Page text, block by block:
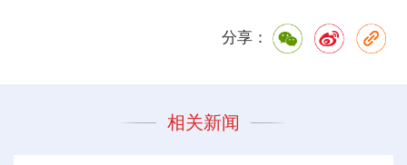
分享：
相关新闻